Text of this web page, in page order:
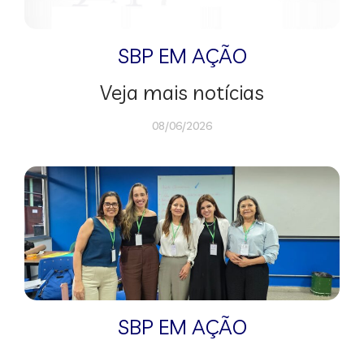
SBP EM AÇÃO
Veja mais notícias
08/06/2026
SBP EM AÇÃO